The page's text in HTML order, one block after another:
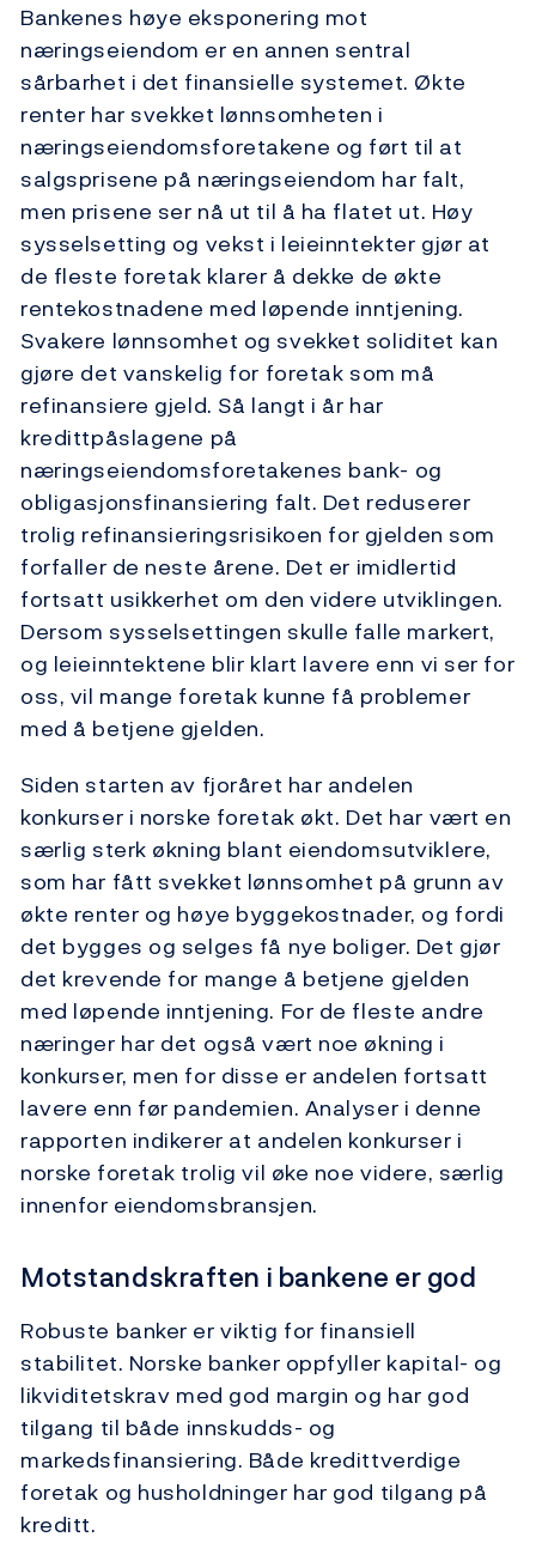
Bankenes høye eksponering mot
næringseiendom er en annen sentral
sårbarhet i det finansielle systemet. Økte
renter har svekket lønnsomheten i
næringseiendomsforetakene og ført til at
salgsprisene på næringseiendom har falt,
men prisene ser nå ut til å ha flatet ut. Høy
sysselsetting og vekst i leieinntekter gjør at
de fleste foretak klarer å dekke de økte
rentekostnadene med løpende inntjening.
Svakere lønnsomhet og svekket soliditet kan
gjøre det vanskelig for foretak som må
refinansiere gjeld. Så langt i år har
kredittpåslagene på
næringseiendomsforetakenes bank- og
obligasjonsfinansiering falt. Det reduserer
trolig refinansieringsrisikoen for gjelden som
forfaller de neste årene. Det er imidlertid
fortsatt usikkerhet om den videre utviklingen.
Dersom sysselsettingen skulle falle markert,
og leieinntektene blir klart lavere enn vi ser for
oss, vil mange foretak kunne få problemer
med å betjene gjelden.
Siden starten av fjoråret har andelen
konkurser i norske foretak økt. Det har vært en
særlig sterk økning blant eiendomsutviklere,
som har fått svekket lønnsomhet på grunn av
økte renter og høye byggekostnader, og fordi
det bygges og selges få nye boliger. Det gjør
det krevende for mange å betjene gjelden
med løpende inntjening. For de fleste andre
næringer har det også vært noe økning i
konkurser, men for disse er andelen fortsatt
lavere enn før pandemien. Analyser i denne
rapporten indikerer at andelen konkurser i
norske foretak trolig vil øke noe videre, særlig
innenfor eiendomsbransjen.
Motstandskraften i bankene er god
Robuste banker er viktig for finansiell
stabilitet. Norske banker oppfyller kapital- og
likviditetskrav med god margin og har god
tilgang til både innskudds- og
markedsfinansiering. Både kredittverdige
foretak og husholdninger har god tilgang på
kreditt.